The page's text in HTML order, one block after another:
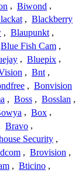
, Biwond ,
, Blackberry
, Blaupunkt ,
Blue Fish Cam ,
, Bluepix ,
, Bnt ,
, Bonvision
, Boss , Bosslan ,
, Box ,
Bravo ,
Security ,
, Brovision ,
, Bticino ,